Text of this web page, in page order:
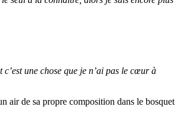
une chose que je n’ai pas le cœur à
air de sa propre composition dans le bosquet